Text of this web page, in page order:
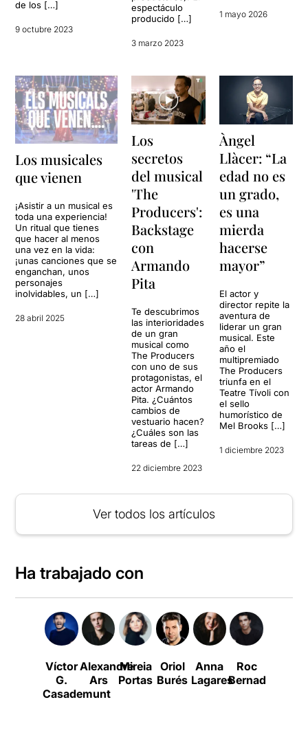
de los […]
9 octubre 2023
espectáculo
producido […]
3 marzo 2023
1 mayo 2026
Los musicales
que vienen
¡Asistir a un musical es
toda una experiencia!
Un ritual que tienes
que hacer al menos
una vez en la vida:
¡unas canciones que se
enganchan, unos
personajes
inolvidables, un […]
28 abril 2025
Los
secretos
del musical
'The
Producers':
Backstage
con
Armando
Pita
Te descubrimos
las interioridades
de un gran
musical como
The Producers
con uno de sus
protagonistas, el
actor Armando
Pita. ¿Cuántos
cambios de
vestuario hacen?
¿Cuáles son las
tareas de […]
22 diciembre 2023
Àngel
Llàcer: “La
edad no es
un grado,
es una
mierda
hacerse
mayor”
El actor y
director repite la
aventura de
liderar un gran
musical. Este
año el
multipremiado
The Producers
triunfa en el
Teatre Tívoli con
el sello
humorístico de
Mel Brooks […]
1 diciembre 2023
Ver todos los artículos
Ha trabajado con
Víctor
G.
Casademunt
Alexandre
Ars
Mireia
Portas
Oriol
Burés
Anna
Lagares
Roc
Bernadí